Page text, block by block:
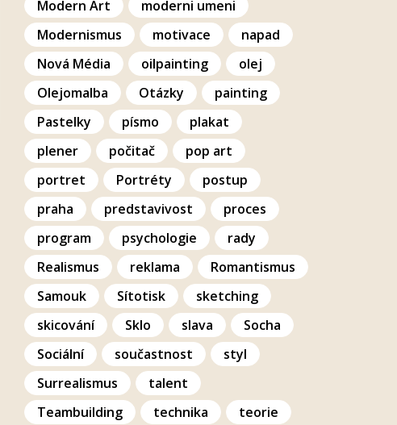
Modern Art
moderni umeni
Modernismus
motivace
napad
Nová Média
oilpainting
olej
Olejomalba
Otázky
painting
Pastelky
písmo
plakat
plener
počitač
pop art
portret
Portréty
postup
praha
predstavivost
proces
program
psychologie
rady
Realismus
reklama
Romantismus
Samouk
Sítotisk
sketching
skicování
Sklo slava
Socha
Sociální
součastnost
styl
Surrealismus
talent
Teambuilding
technika
teorie